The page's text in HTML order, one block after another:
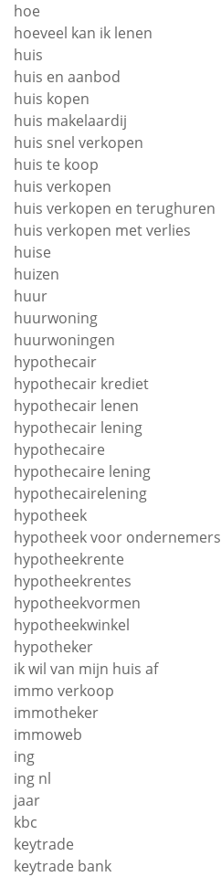
hoe
hoeveel kan ik lenen
huis
huis en aanbod
huis kopen
huis makelaardij
huis snel verkopen
huis te koop
huis verkopen
huis verkopen en terughuren
huis verkopen met verlies
huise
huizen
huur
huurwoning
huurwoningen
hypothecair
hypothecair krediet
hypothecair lenen
hypothecair lening
hypothecaire
hypothecaire lening
hypothecairelening
hypotheek
hypotheek voor ondernemers
hypotheekrente
hypotheekrentes
hypotheekvormen
hypotheekwinkel
hypotheker
ik wil van mijn huis af
immo verkoop
immotheker
immoweb
ing
ing nl
jaar
kbc
keytrade
keytrade bank